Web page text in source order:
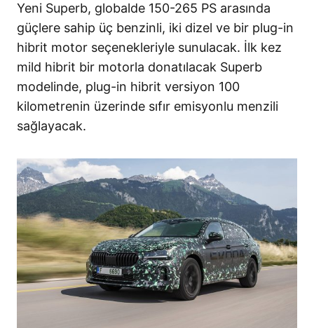
Yeni Superb, globalde 150-265 PS arasında
güçlere sahip üç benzinli, iki dizel ve bir plug-in
hibrit motor seçenekleriyle sunulacak. İlk kez
mild hibrit bir motorla donatılacak Superb
modelinde, plug-in hibrit versiyon 100
kilometrenin üzerinde sıfır emisyonlu menzili
sağlayacak.